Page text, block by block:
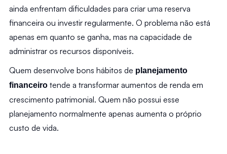
ainda enfrentam dificuldades para criar uma reserva
financeira ou investir regularmente. O problema não está
apenas em quanto se ganha, mas na capacidade de
administrar os recursos disponíveis.
Quem desenvolve bons hábitos de planejamento
financeiro tende a transformar aumentos de renda em
crescimento patrimonial. Quem não possui esse
planejamento normalmente apenas aumenta o próprio
custo de vida.